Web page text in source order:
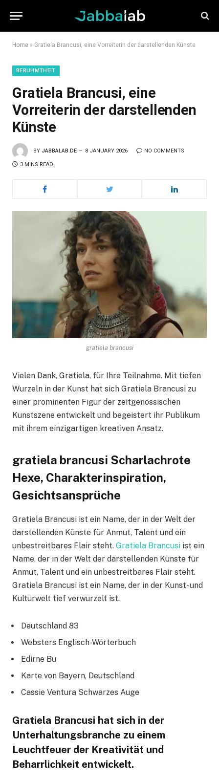
Home » Gratiela Brancusi, eine Vorreiterin der darstellenden Künste
BERUHMTHEIT
Gratiela Brancusi, eine
Vorreiterin der darstellenden
Künste
BY JABBALAB.DE 8 JANUARY 2026 NO COMMENTS
3 MINS READ
gratiela brancusi
Vielen Dank, Gratiela, für Ihre Teilnahme. Mit tiefen
Wurzeln in der Kunst hat sich Gratiela Brancusi zu
einer prominenten Figur der zeitgenössischen
Kunstszene entwickelt und begeistert ihr Publikum
mit ihrem einzigartigen kreativen Ansatz.
gratiela brancusi Scharlachrote
Hexe, Charakterinspiration,
Gesichtsansprüche
Gratiela Brancusi ist ein Name, der in der Welt der
darstellenden Künste für Anmut, Talent und ein
unbestreitbares Flair steht. Gratiela Brancusi ist ein
Name, der in der Welt der darstellenden Künste für
Anmut, Talent und ein unbestreitbares Flair steht.
Gratiela Brancusi ist ein Name, der in der Kunst- und
Kulturwelt tief verwurzelt ist.
Deutschland 83
Websters Englisch-Wörterbuch
Edirne Bu
Karte von Bayern, Deutschland
Cassie Ventura Schwarzes Auge
Gratiela Brancusi hat sich in der
Unterhaltungsbranche zu einem
Leuchtfeuer der Kreativität und
Beharrlichkeit entwickelt.